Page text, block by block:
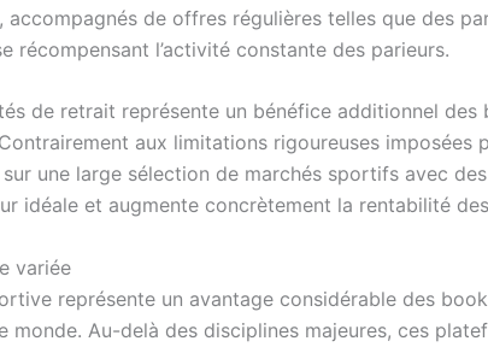
accompagnés de offres régulières telles que des
récompensant l’activité constante des parieurs.
de retrait représente un bénéfice additionnel
aux limitations rigoureuses
sur une large sélection de marchés sportifs avec
idéale et augmente concrètement la rentabilité
variée
représente un avantage considérable des
monde. Au-delà des disciplines majeures, ces